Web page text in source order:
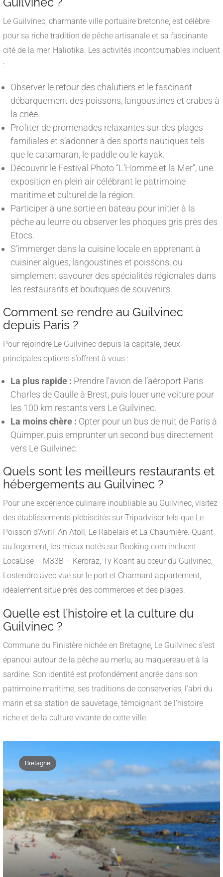
Le Guilvinec, charmante ville portuaire bretonne, est célèbre
pour sa riche tradition de pêche artisanale et sa fascinante
cité de la mer, Haliotika. Les activités incontournables incluent
:
Observer le retour des chalutiers et le fascinant
débarquement des poissons, langoustines et crabes à
la criée.
Profiter de promenades relaxantes sur des plages
familiales et s’adonner à des sports nautiques tels
que le catamaran, le paddle ou le kayak.
Découvrir le Festival Photo “L’Homme et la Mer”, une
exposition en plein air célébrant le patrimoine
maritime et culturel de la région.
Participer à une sortie en bateau pour initier à la
pêche au leurre ou observer les phoques gris près des
Etocs.
S’immerger dans la cuisine locale en apprenant à
cuisiner algues, langoustines et poissons, ou
simplement savourer des spécialités régionales dans
les restaurants et boutiques de souvenirs.
Comment se rendre au Guilvinec
depuis Paris ?
Pour rejoindre Le Guilvinec depuis la capitale, deux
principales options s’offrent à vous :
La plus rapide : Prendre l’avion de l’aéroport Paris
Charles de Gaulle à Brest, puis louer une voiture pour
les 100 km restants vers Le Guilvinec.
La moins chère : Opter pour un bus de nuit de Paris à
Quimper, puis emprunter un second bus directement
vers Le Guilvinec.
Quels sont les meilleurs restaurants et
hébergements au Guilvinec ?
Pour une expérience culinaire inoubliable au Guilvinec, visitez
des établissements plébiscités sur Tripadvisor tels que Le
Poisson d’Avril, An Atoll, Le Rabelais et La Chaumière. Quant
au logement, les mieux notés sur Booking.com incluent
LocaLise – M33B – Kerbraz, Ty Koant au cœur du Guilvinec,
Lostendro avec vue sur le port et Charmant appartement,
idéalement situé près des commerces et des plages.
Quelle est l’histoire et la culture du
Guilvinec ?
Commune du Finistère nichée en Bretagne, Le Guilvinec s’est
épanoui autour de la pêche au merlu, au maquereau et à la
sardine. Son identité est profondément ancrée dans son
patrimoine maritime, ses traditions de conserveries, l’abri du
marin et sa station de sauvetage, témoignant de l’histoire
riche et de la culture vivante de cette ville.
Bretagne